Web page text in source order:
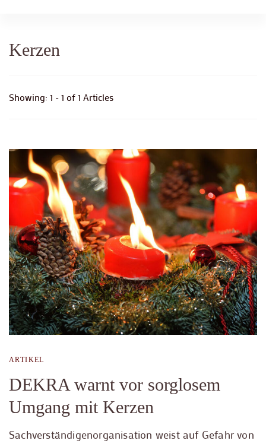
Kerzen
Showing: 1 - 1 of 1 Articles
ARTIKEL
DEKRA warnt vor sorglosem
Umgang mit Kerzen
Sachverständigenorganisation weist auf Gefahr von